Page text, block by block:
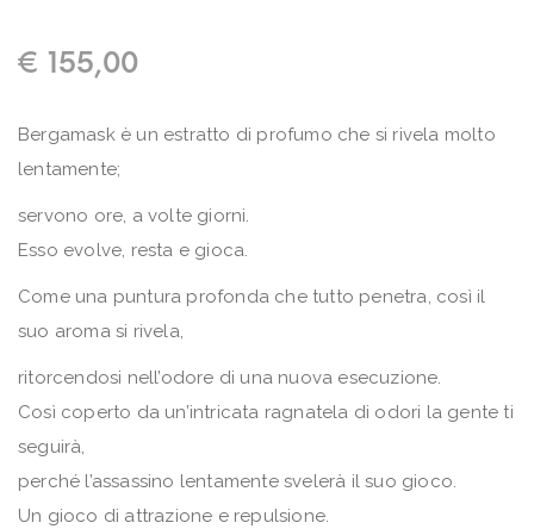
€ 155,00
Bergamask è un estratto di profumo che si rivela molto
lentamente;
servono ore, a volte giorni.
Esso evolve, resta e gioca.
Come una puntura profonda che tutto penetra, così il
suo aroma si rivela,
ritorcendosi nell’odore di una nuova esecuzione.
Così coperto da un’intricata ragnatela di odori la gente ti
seguirà,
perché l’assassino lentamente svelerà il suo gioco.
Un gioco di attrazione e repulsione.